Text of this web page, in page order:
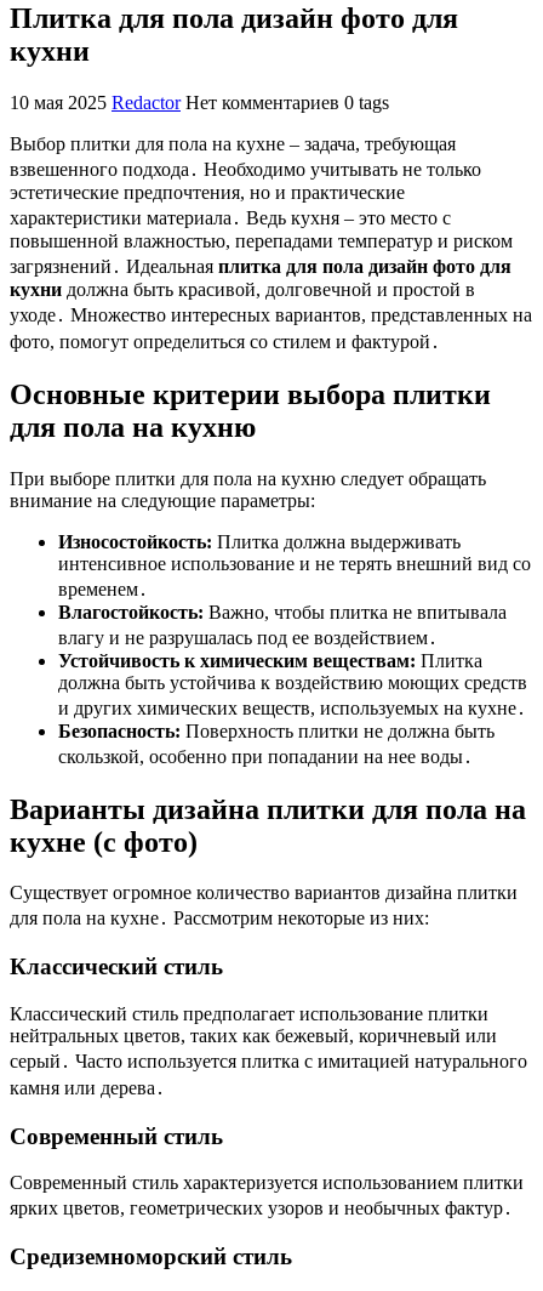
Плитка для пола дизайн фото для
кухни
10 мая 2025 Redactor Нет комментариев 0 tags
Выбор плитки для пола на кухне – задача, требующая
взвешенного подхода․ Необходимо учитывать не только
эстетические предпочтения, но и практические
характеристики материала․ Ведь кухня – это место с
повышенной влажностью, перепадами температур и риском
загрязнений․ Идеальная плитка для пола дизайн фото для
кухни должна быть красивой, долговечной и простой в
уходе․ Множество интересных вариантов, представленных на
фото, помогут определиться со стилем и фактурой․
Основные критерии выбора плитки
для пола на кухню
При выборе плитки для пола на кухню следует обращать
внимание на следующие параметры:
Износостойкость: Плитка должна выдерживать
интенсивное использование и не терять внешний вид со
временем․
Влагостойкость: Важно, чтобы плитка не впитывала
влагу и не разрушалась под ее воздействием․
Устойчивость к химическим веществам: Плитка
должна быть устойчива к воздействию моющих средств
и других химических веществ, используемых на кухне․
Безопасность: Поверхность плитки не должна быть
скользкой, особенно при попадании на нее воды․
Варианты дизайна плитки для пола на
кухне (с фото)
Существует огромное количество вариантов дизайна плитки
для пола на кухне․ Рассмотрим некоторые из них:
Классический стиль
Классический стиль предполагает использование плитки
нейтральных цветов, таких как бежевый, коричневый или
серый․ Часто используется плитка с имитацией натурального
камня или дерева․
Современный стиль
Современный стиль характеризуется использованием плитки
ярких цветов, геометрических узоров и необычных фактур․
Средиземноморский стиль